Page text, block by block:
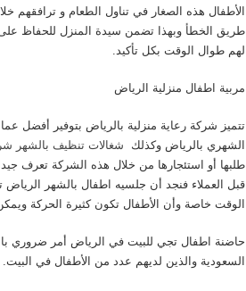
الأطفال هذه الصغار في تناول الطعام و ترافقهم
طريق الخطأ وبهذا تضمن سيدة المنزل للحفاظ
لهم طوال الوقت بكل تأكيد.
مربية اطفال منزلية الرياض
تتميز شركة رعاية منزلية بالرياض بتوفير أفضل
الشهري بالرياض وكذلك شغالات تنظيف بالشهر
طلبها أو استئجارها من خلال هذه الشركة تعرف
قبل العملاء فنجد أن جلسيه اطفال بالشهر الرياض
الوقت خاصة وأن الأطفال تكون كثيرة الحركة
حاضنة اطفال تجي للبيت في الرياض أمر ضروري
السعودية والذين لديهم عدد من الأطفال في البيت.